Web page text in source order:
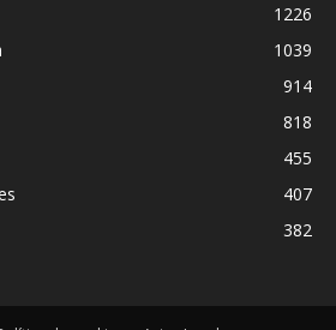
1226
1039
914
818
455
407
382